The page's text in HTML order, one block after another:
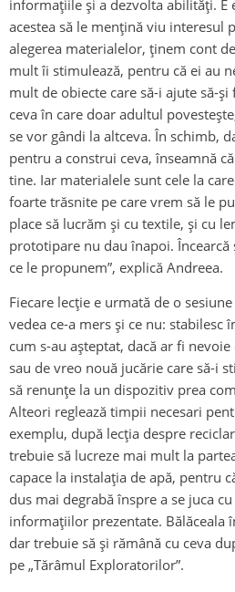
informațiile și a dezvolta abilități.
acestea să le mențină viu interesul
alegerea materialelor, ținem cont
mult îi stimulează, pentru că ei au
mult de obiecte care să-i ajute să-și
ceva în care doar adultul
se vor gândi la altceva. În schimb,
pentru a construi ceva, înseamnă
tine. Iar materialele sunt cele la
foarte trăsnite pe care vrem să le
place să lucrăm și cu textile, și cu
prototipare nu dau înapoi. Încearcă
ce le propunem”, explică Andreea.
Fiecare lecție e urmată de o
vedea ce-a mers și ce nu: stabilesc
cum s-au așteptat, dacă ar fi
sau de vreo nouă jucărie care să-i
să renunțe la un dispozitiv prea
Alteori reglează timpii necesari
exemplu, după lecția despre
trebuie să lucreze mai mult la
capace la instalația de apă, pentru
dus mai degrabă înspre a se juca
informațiilor prezentate. Bălăceala
dar trebuie să și rămână cu ceva
pe „Tărâmul Exploratorilor”.